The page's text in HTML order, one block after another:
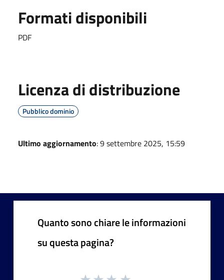
Formati disponibili
PDF
Licenza di distribuzione
Pubblico dominio
Ultimo aggiornamento: 9 settembre 2025, 15:59
Quanto sono chiare le informazioni
su questa pagina?